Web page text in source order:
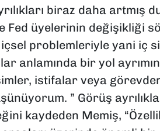
biraz daha artmış
Fed üyelerinin değişikliği
problemleriyle yani iç
anlamında bir yol
istifalar veya
” Görüş
kaydeden Memiş,